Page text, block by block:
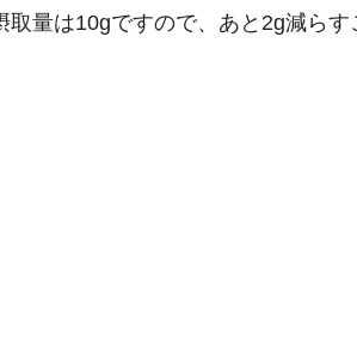
量は10gですので、あと2g減らす